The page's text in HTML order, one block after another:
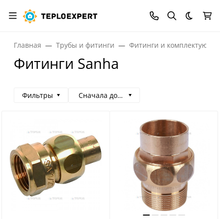
Темная
Главная Трубы и фитинги Фитинги и
Фитинги Sanha
Фильтры Сначала дорогие